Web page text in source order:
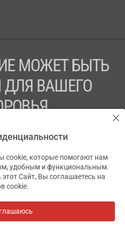
МОЖЕТ БЫТЬ
ВАШЕГО
ПРЕПАРАТА
С ВРАЧОМ
Код ЄДРПОУ 43631965.
cookie, которые помогают нам
удобным и функциональным.
Сайт, Вы соглашаетесь на
cookie.
✕